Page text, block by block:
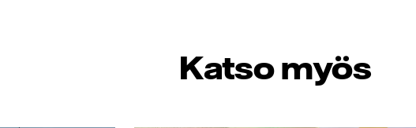
Katso myös